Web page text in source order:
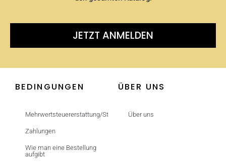
JETZT ANMELDEN
BEDINGUNGEN
Mehrwertsteuererstattung/Steuerfrei
Zahlungen
Wie man eine Bestellung
aufgibt
ÜBER UNS
Über uns